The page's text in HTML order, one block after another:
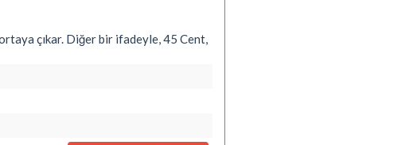
çıkar. Diğer bir ifadeyle, 45 Cent,